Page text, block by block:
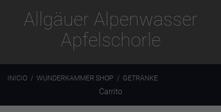
Allgäuer Alpenwasser
Apfelschorle
INICIO WUNDERKAMMER SHOP GETRÄNKE
Carrito